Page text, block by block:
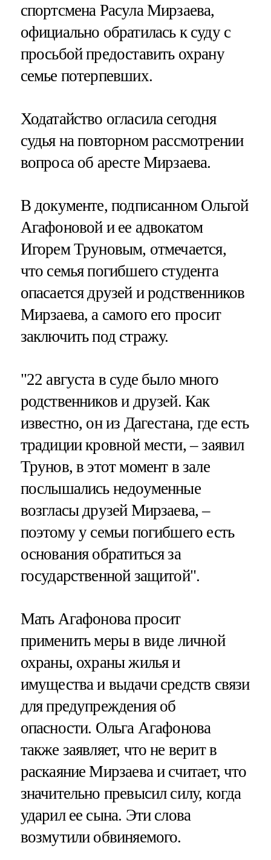
спортсмена Расула Мирзаева,
официально обратилась к суду с
просьбой предоставить охрану
семье потерпевших.
Ходатайство огласила сегодня
судья на повторном рассмотрении
вопроса об аресте Мирзаева.
В документе, подписанном Ольгой
Агафоновой и ее адвокатом
Игорем Труновым, отмечается,
что семья погибшего студента
опасается друзей и родственников
Мирзаева, а самого его просит
заключить под стражу.
"22 августа в суде было много
родственников и друзей. Как
известно, он из Дагестана, где есть
традиции кровной мести, – заявил
Трунов, в этот момент в зале
послышались недоуменные
возгласы друзей Мирзаева, –
поэтому у семьи погибшего есть
основания обратиться за
государственной защитой".
Мать Агафонова просит
применить меры в виде личной
охраны, охраны жилья и
имущества и выдачи средств связи
для предупреждения об
опасности. Ольга Агафонова
также заявляет, что не верит в
раскаяние Мирзаева и считает, что
значительно превысил силу, когда
ударил ее сына. Эти слова
возмутили обвиняемого.